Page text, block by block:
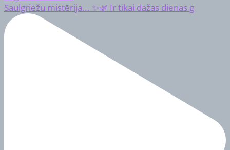
Saulgriežu mistērija... ✨🌿 Ir tikai dažas dienas g